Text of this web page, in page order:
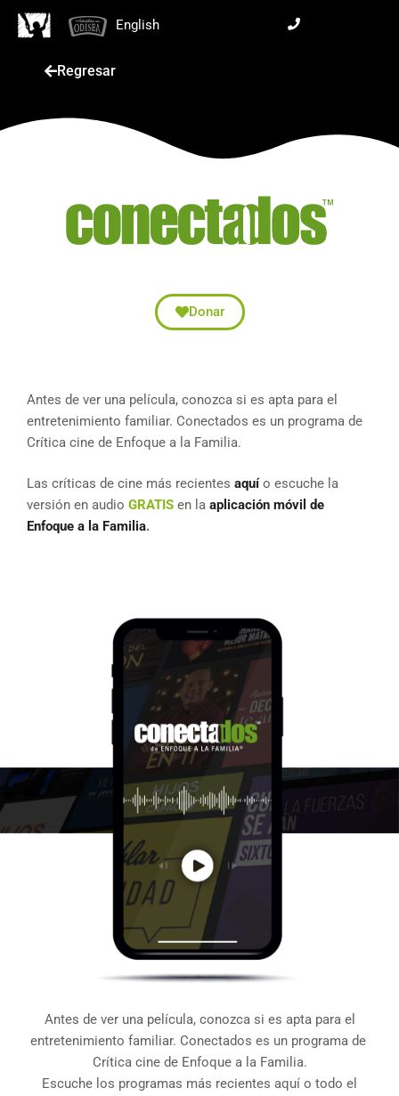
English
Regresar
Donar
Antes de ver una película, conozca si es apta para el
entretenimiento familiar. Conectados es un programa de
Crítica cine de Enfoque a la Familia.
Las críticas de cine más recientes aquío escuche la
versión en audio GRATIS en la aplicación móvil de
Enfoque a la Familia.
Antes de ver una película, conozca si es apta para el
entretenimiento familiar. Conectados es un programa de
Crítica cine de Enfoque a la Familia.
Escuche los programas más recientes aquí o todo el